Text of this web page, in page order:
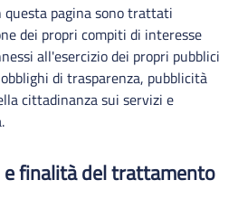
pagina sono trattati
dei propri compiti di interesse
all'esercizio dei propri pubblici
di trasparenza, pubblicità
cittadinanza sui servizi e
finalità del trattamento